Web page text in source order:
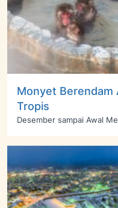
Monyet Berendam
Tropis
Desember sampai Awal